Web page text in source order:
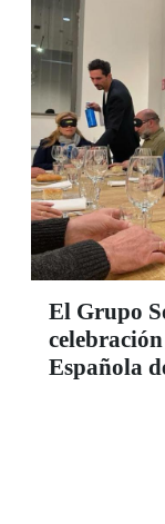
El Grupo
Española